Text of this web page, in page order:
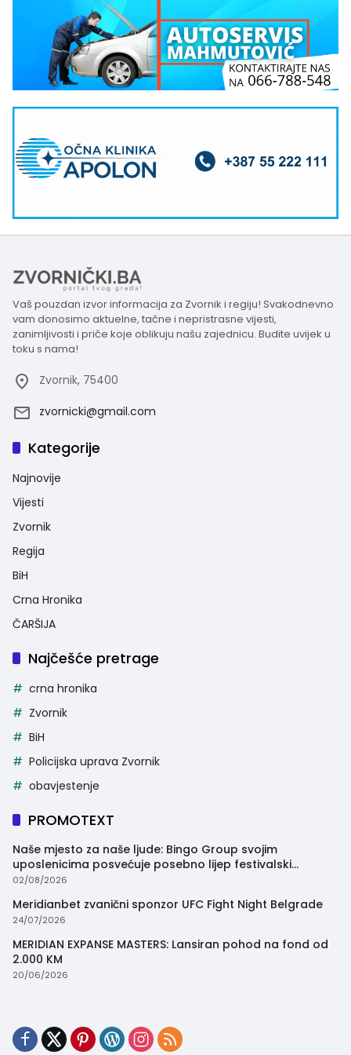
Vaš pouzdan izvor informacija za Zvornik i regiju! Svakodnevno
vam donosimo aktuelne, tačne i nepristrasne vijesti,
zanimljivosti i priče koje oblikuju našu zajednicu. Budite uvijek u
toku s nama!
Zvornik, 75400
zvornicki@gmail.com
Kategorije
Najnovije
Vijesti
Zvornik
Regija
BiH
Crna Hronika
ČARŠIJA
Najčešće pretrage
crna hronika
Zvornik
BiH
Policijska uprava Zvornik
obavjestenje
PROMOTEXT
Naše mjesto za naše ljude: Bingo Group svojim
uposlenicima posvećuje posebno lijep festivalski
trenutak
02/08/2026
Meridianbet zvanični sponzor UFC Fight Night Belgrade
24/07/2026
MERIDIAN EXPANSE MASTERS: Lansiran pohod na fond od
2.000 KM
20/06/2026